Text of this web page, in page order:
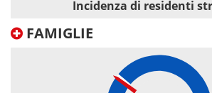
Incidenza di residenti
FAMIGLIE